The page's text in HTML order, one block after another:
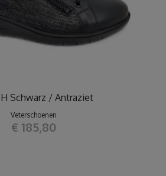
H Schwarz / Antraziet
Veterschoenen
€ 185,80